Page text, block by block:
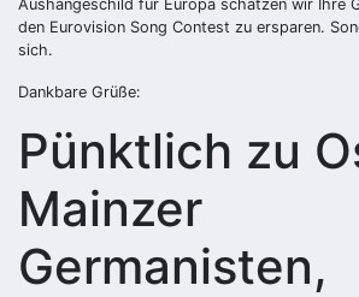
Aushängeschild für Europa schätzen wir Ihre
den Eurovision Song Contest zu ersparen.
sich.
Dankbare Grüße:
Pünktlich zu
Mainzer
Germanisten,